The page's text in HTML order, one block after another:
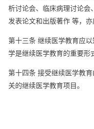
析讨论会、临床病理讨论会
发表论文和出版著作 等，
第十三条 继续医学教育应
学是继续医学教育的重要形
第十四条 接受继续医学教
关的继续医学教育项目。